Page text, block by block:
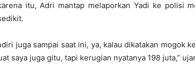
itu, Adri mantap melaporkan Yadi ke polisi
juga sampai saat ini, ya, kalau dikatakan mogok
saya juga gitu, tapi kerugian nyatanya 198 juta,”